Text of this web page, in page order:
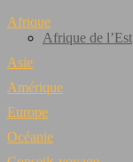
Afrique
Afrique de l’Est
Asie
Amérique
Europe
Océanie